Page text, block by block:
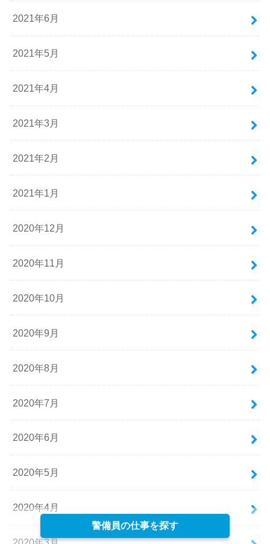
警備員の仕事を探す
2021年6月
2021年5月
2021年4月
2021年3月
2021年2月
2021年1月
2020年12月
2020年11月
2020年10月
2020年9月
2020年8月
2020年7月
2020年6月
2020年5月
2020年4月